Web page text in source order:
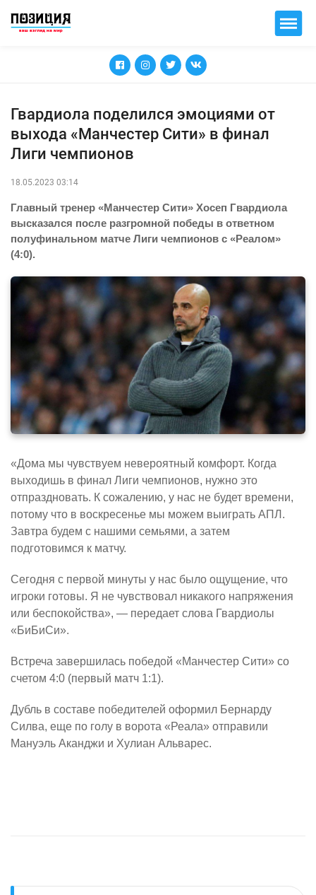
Гвардиола поделился эмоциями от
выхода «Манчестер Сити» в финал
Лиги чемпионов
18.05.2023 03:14
Главный тренер «Манчестер Сити» Хосеп Гвардиола
высказался после разгромной победы в ответном
полуфинальном матче Лиги чемпионов с «Реалом»
(4:0).
«Дома мы чувствуем невероятный комфорт. Когда
выходишь в финал Лиги чемпионов, нужно это
отпраздновать. К сожалению, у нас не будет времени,
потому что в воскресенье мы можем выиграть АПЛ.
Завтра будем с нашими семьями, а затем
подготовимся к матчу.
Сегодня с первой минуты у нас было ощущение, что
игроки готовы. Я не чувствовал никакого напряжения
или беспокойства», — передает слова Гвардиолы
«БиБиСи».
Встреча завершилась победой «Манчестер Сити» со
счетом 4:0 (первый матч 1:1).
Дубль в составе победителей оформил Бернарду
Силва, еще по голу в ворота «Реала» отправили
Мануэль Аканджи и Хулиан Альварес.